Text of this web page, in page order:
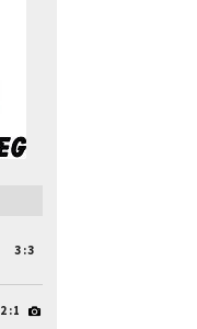
3:3
2:1